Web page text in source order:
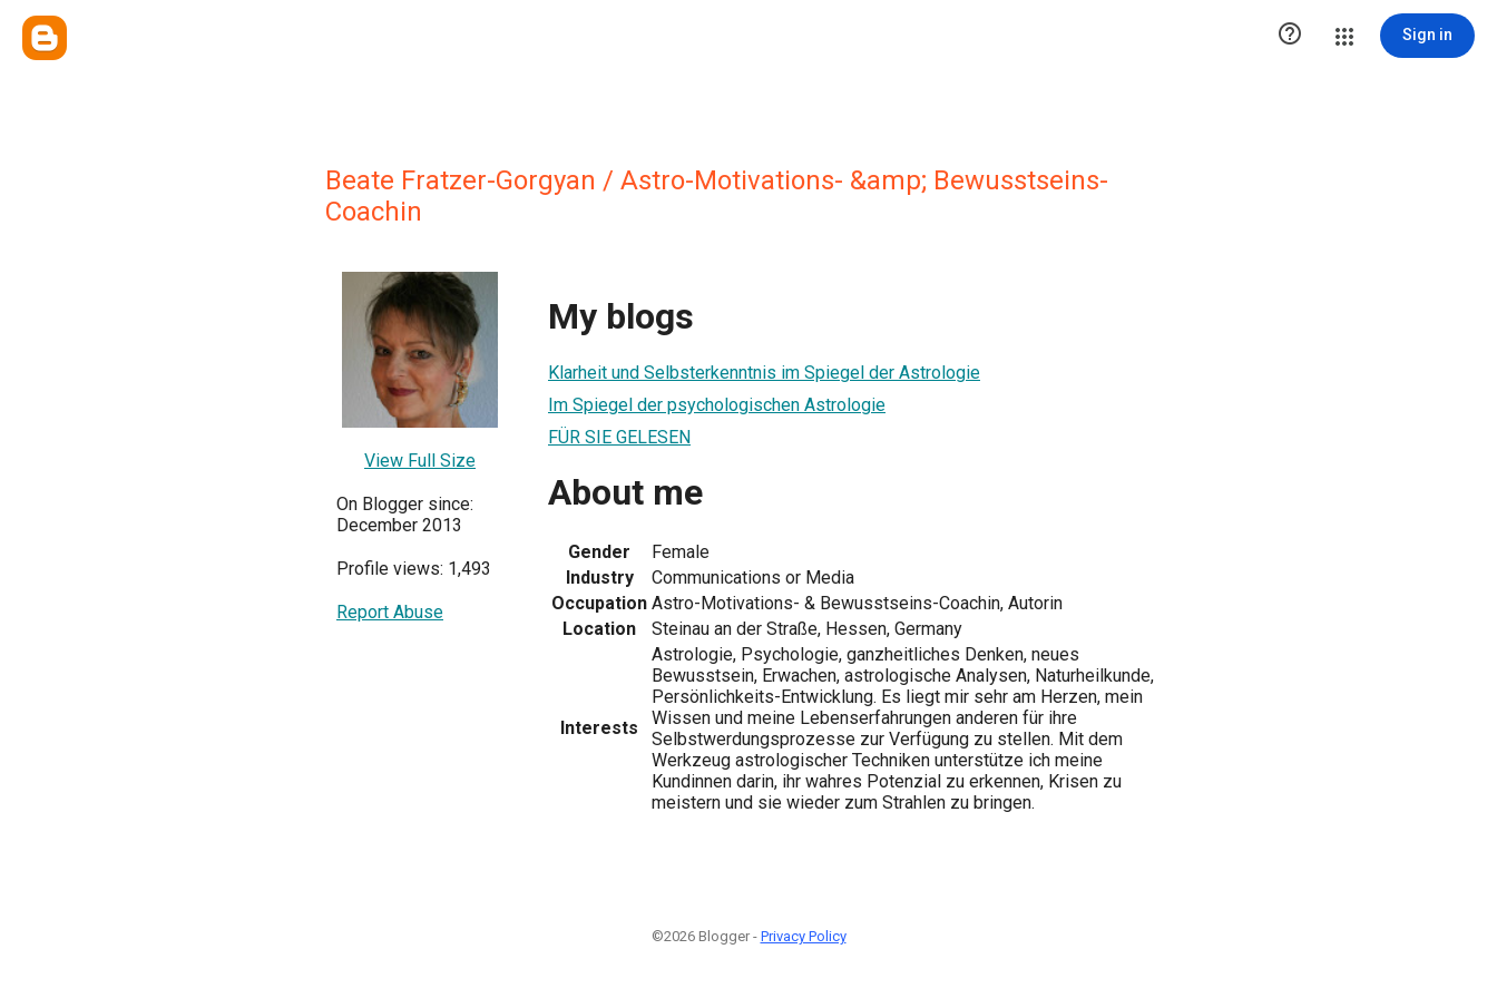
 Sign in
Beate Fratzer-Gorgyan / Astro-Motivations- &amp; Bewusstseins-
Coachin
View Full Size
On Blogger since:
December 2013
Profile views: 1,493
Report Abuse
My blogs
Klarheit und Selbsterkenntnis im Spiegel der Astrologie
Im Spiegel der psychologischen Astrologie
FÜR SIE GELESEN
About me
Gender
Female
Industry
Communications or Media
Occupation Astro-Motivations- & Bewusstseins-Coachin, Autorin
Location
Steinau an der Straße, Hessen, Germany
Interests
Astrologie, Psychologie, ganzheitliches Denken, neues
Bewusstsein, Erwachen, astrologische Analysen, Naturheilkunde,
Persönlichkeits-Entwicklung. Es liegt mir sehr am Herzen, mein
Wissen und meine Lebenserfahrungen anderen für ihre
Selbstwerdungsprozesse zur Verfügung zu stellen. Mit dem
Werkzeug astrologischer Techniken unterstütze ich meine
Kundinnen darin, ihr wahres Potenzial zu erkennen, Krisen zu
meistern und sie wieder zum Strahlen zu bringen.
©2026 Blogger - Privacy Policy